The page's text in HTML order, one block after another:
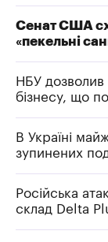
Сенат США
«пекельні
НБУ
бізнесу, що
В Україні
зупинених
Російська
склад Delta